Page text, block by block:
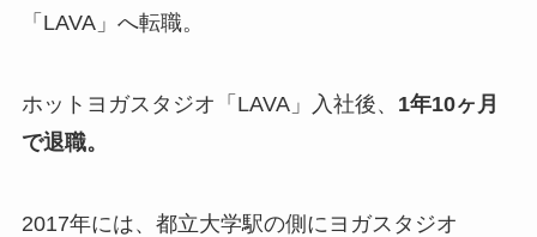
「LAVA」へ転職。
ホットヨガスタジオ「LAVA」入社後、 1年10ヶ月
で退職。
2017年には、都立大学駅の側にヨガスタジオ